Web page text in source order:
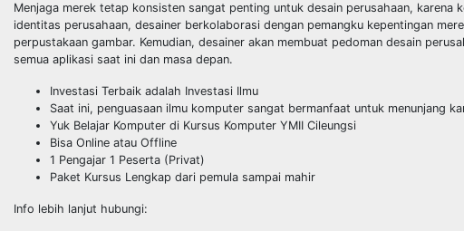
Menjaga merek tetap konsisten sangat penting untuk desain perusahaan, karena
identitas perusahaan, desainer berkolaborasi dengan pemangku kepentingan
perpustakaan gambar. Kemudian, desainer akan membuat pedoman desain
semua aplikasi saat ini dan masa depan.
Investasi Terbaik adalah Investasi Ilmu
Saat ini, penguasaan ilmu komputer sangat bermanfaat untuk menunjang
Yuk Belajar Komputer di Kursus Komputer YMII Cileungsi
Bisa Online atau Offline
1 Pengajar 1 Peserta (Privat)
Paket Kursus Lengkap dari pemula sampai mahir
Info lebih lanjut hubungi: